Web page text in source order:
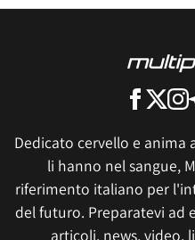
Dedicato cervello e
li hanno nel sangue,
riferimento italiano per
del futuro. Preparatevi ad
articoli, news, video,